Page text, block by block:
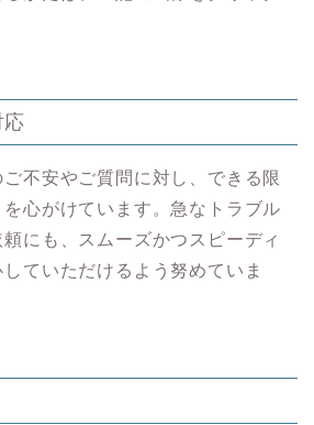
応
不安やご質問に対し、できる限
心がけています。急なトラブル
にも、スムーズかつスピーディ
ていただけるよう努めていま